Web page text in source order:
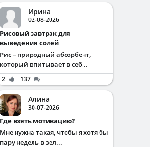
Ирина
02-08-2026
Рисовый завтрак для
выведения солей
Рис – природный абсорбент,
который впитывает в себ...
2 137
Алина
30-07-2026
Где взять мотивацию?
Мне нужна такая, чтобы я хотя бы
пару недель в зел...